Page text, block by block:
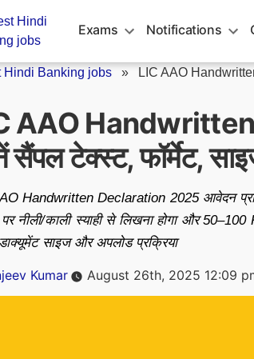
Exams Notifications
Hindi Banking jobs » LIC AAO
AAO
सैंपल टेक्स्ट, फॉर्मेट,
Handwritten Declaration 2025 आवेदन
नीली/काली स्याही से लिखना होगा और
साइज और अपलोड प्रक्रिया
Kumar August 26th, 2025 12:09